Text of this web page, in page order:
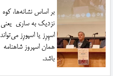
بر اساس نشانه‌ها، کوه
نزدیک به ساری یعنی
اسپِرِز یا اسپورِز می‌تواند
همان اسپروز شاهنامه
باشد.